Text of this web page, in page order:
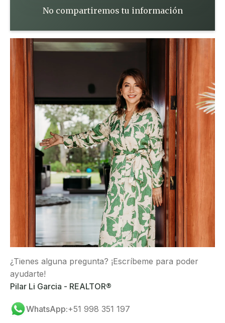
No compartiremos tu información
¿Tienes alguna pregunta? ¡Escríbeme para poder
ayudarte!
Pilar Li Garcia - REALTOR®
WhatsApp:+51 998 351 197